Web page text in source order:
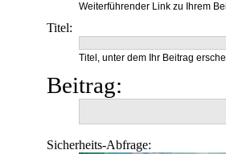
Weiterführender Link zu Ihrem
Titel:
Titel, unter dem Ihr Beitrag
Beitrag:
Sicherheits-Abfrage: